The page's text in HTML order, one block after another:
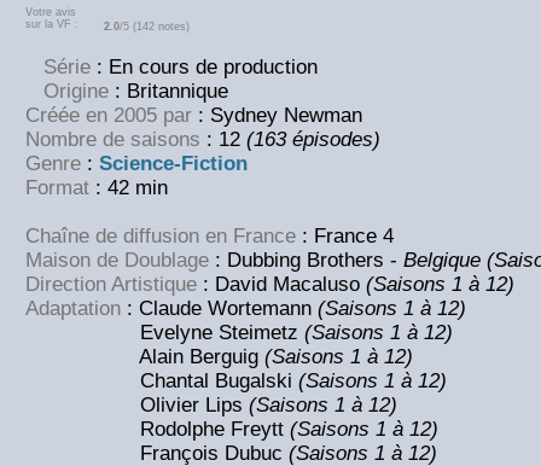
Votre avis
sur la VF :
2.0/5 (142 notes)
Série : En cours de production
Origine : Britannique
Créée en 2005 par : Sydney Newman
Nombre de saisons : 12 (163 épisodes)
Genre : Science-Fiction
Format : 42 min
Chaîne de diffusion en France : France 4
Maison de Doublage : Dubbing Brothers - Belgique
Direction Artistique : David Macaluso (Saisons 1 à 12)
Adaptation : Claude Wortemann (Saisons 1 à 12)
Evelyne Steimetz (Saisons 1 à 12)
Alain Berguig (Saisons 1 à 12)
Chantal Bugalski (Saisons 1 à 12)
Olivier Lips (Saisons 1 à 12)
Rodolphe Freytt (Saisons 1 à 12)
François Dubuc (Saisons 1 à 12)